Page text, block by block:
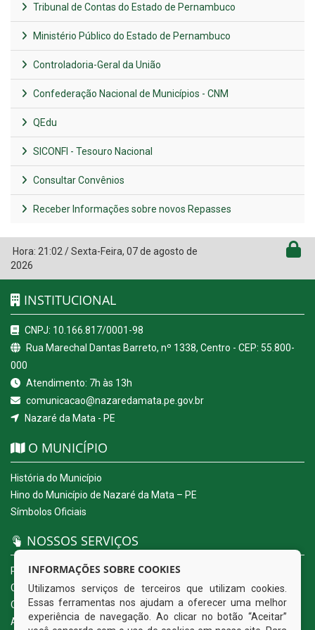
Tribunal de Contas do Estado de Pernambuco
Ministério Público do Estado de Pernambuco
Controladoria-Geral da União
Confederação Nacional de Municípios - CNM
QEdu
SICONFI - Tesouro Nacional
Consultar Convênios
Receber Informações sobre novos Repasses
Hora: 21:02 /Sexta-Feira, 07 de agosto de
2026
INSTITUCIONAL
CNPJ: 10.166.817/0001-98
Rua Marechal Dantas Barreto, nº 1338, Centro - CEP: 55.800-
000
Atendimento: 7h às 13h
comunicacao@nazaredamata.pe.gov.br
Nazaré da Mata - PE
O MUNICÍPIO
História do Município
Hino do Município de Nazaré da Mata – PE
Símbolos Oficiais
NOSSOS SERVIÇOS
Portal da Transparência
Carta de Serviços ao Usuário
Ouvidoria Eletrônica
Acesso a Informação (eSIC)
INFORMAÇÕES SOBRE COOKIES
Utilizamos serviços de terceiros que utilizam cookies.
Essas ferramentas nos ajudam a oferecer uma melhor
experiência de navegação. Ao clicar no botão “Aceitar”